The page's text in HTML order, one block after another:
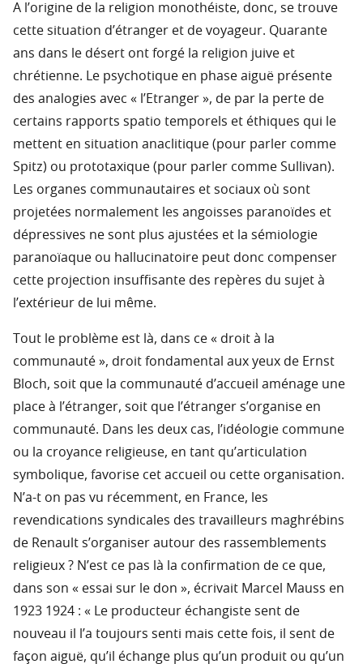
A l’origine de la religion monothéiste, donc, se trouve
cette situation d’étranger et de voyageur. Quarante
ans dans le désert ont forgé la religion juive et
chrétienne. Le psychotique en phase aiguë présente
des analogies avec « l’Etranger », de par la perte de
certains rapports spatio temporels et éthiques qui le
mettent en situation anaclitique (pour parler comme
Spitz) ou prototaxique (pour parler comme Sullivan).
Les organes communautaires et sociaux où sont
projetées normalement les angoisses paranoïdes et
dépressives ne sont plus ajustées et la sémiologie
paranoïaque ou hallucinatoire peut donc compenser
cette projection insuffisante des repères du sujet à
l’extérieur de lui même.
Tout le problème est là, dans ce « droit à la
communauté », droit fondamental aux yeux de Ernst
Bloch, soit que la communauté d’accueil aménage une
place à l’étranger, soit que l’étranger s’organise en
communauté. Dans les deux cas, l’idéologie commune
ou la croyance religieuse, en tant qu’articulation
symbolique, favorise cet accueil ou cette organisation.
N’a-t on pas vu récemment, en France, les
revendications syndicales des travailleurs maghrébins
de Renault s’organiser autour des rassemblements
religieux ? N’est ce pas là la confirmation de ce que,
dans son « essai sur le don », écrivait Marcel Mauss en
1923 1924 : « Le producteur échangiste sent de
nouveau il l’a toujours senti mais cette fois, il sent de
façon aiguë, qu’il échange plus qu’un produit ou qu’un